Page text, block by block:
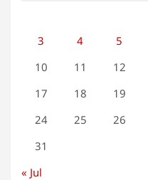
3
4 5
10
11 12
17
18 19
24
25 26
31
« Jul